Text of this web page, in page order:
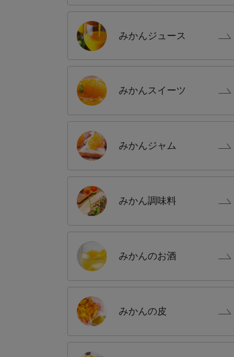
みかんジュース
みかんスイーツ
みかんジャム
みかん調味料
みかんのお酒
みかんの皮